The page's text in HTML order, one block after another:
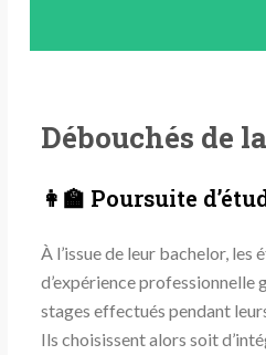
Débouchés de
👩‍🏫 Poursuite
À l’issue de leur bachelor, les
d’expérience professionnelle
stages effectués pendant
Ils choisissent alors soit